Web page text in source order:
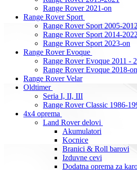
Range Rover 2021-on
Range Rover Sport
Range Rover Sport 2005-2012
Range Rover Sport 2014-2022
Range Rover Sport 2023-on
Range Rover Evoque
Range Rover Evoque 2011 -
Range Rover Evoque 2018-on
Range Rover Velar
Oldtimer
Seria I, II, III
Range Rover Classic 1986-
4x4 oprema
Land Rover delovi
Akumulatori
Kocnice
Branici & Roll barovi
Izduvne cevi
Dodatna oprema za